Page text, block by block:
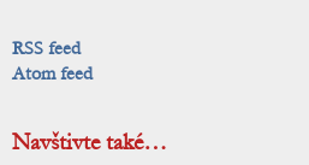
RSS feed
Atom feed
Navštivte také…